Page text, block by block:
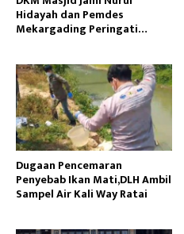
Hidayah dan Pemdes
Mekargading Peringati
Dugaan Pencemaran
Penyebab Ikan Mati,DLH Ambil
Sampel Air Kali Way Ratai